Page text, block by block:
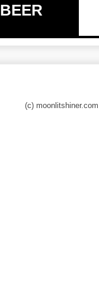
BEER
(c)